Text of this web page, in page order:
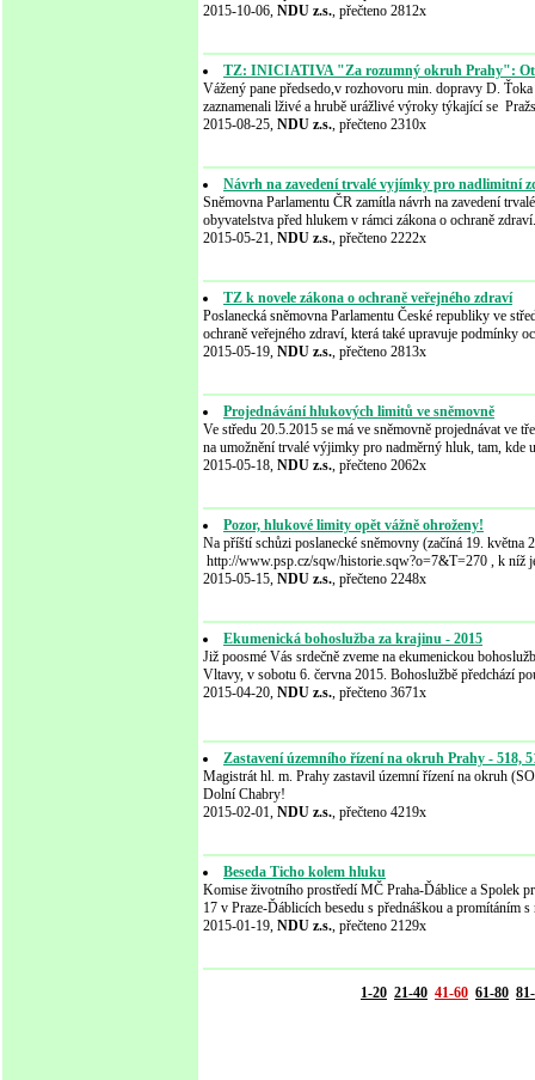
2015-10-06, NDU z.s., přečteno 2812x
TZ: INICIATIVA "Za rozumný okruh Prahy":
Vážený pane předsedo,v rozhovoru min. dopravy D.
zaznamenali lživé a hrubě urážlivé výroky týkající se
2015-08-25, NDU z.s., přečteno 2310x
Návrh na zavedení trvalé vyjímky pro nadlimitní
Sněmovna Parlamentu ČR zamítla návrh na zavedení
obyvatelstva před hlukem v rámci zákona o ochraně
2015-05-21, NDU z.s., přečteno 2222x
TZ k novele zákona o ochraně veřejného zdraví
Poslanecká sněmovna Parlamentu České republiky ve
ochraně veřejného zdraví, která také upravuje podmínky
2015-05-19, NDU z.s., přečteno 2813x
Projednávání hlukových limitů ve sněmovně
Ve středu 20.5.2015 se má ve sněmovně projednávat ve
na umožnění trvalé výjimky pro nadměrný hluk, tam, kde
2015-05-18, NDU z.s., přečteno 2062x
Pozor, hlukové limity opět vážně ohroženy!
Na příští schůzi poslanecké sněmovny (začíná 19. května
http://www.psp.cz/sqw/historie.sqw?o=7&T=270 , k níž
2015-05-15, NDU z.s., přečteno 2248x
Ekumenická bohoslužba za krajinu - 2015
Již poosmé Vás srdečně zveme na ekumenickou
Vltavy, v sobotu 6. června 2015. Bohoslužbě předchází
2015-04-20, NDU z.s., přečteno 3671x
Zastavení územního řízení na okruh Prahy - 518,
Magistrát hl. m. Prahy zastavil územní řízení na okruh
Dolní Chabry!
2015-02-01, NDU z.s., přečteno 4219x
Beseda Ticho kolem hluku
Komise životního prostředí MČ Praha-Ďáblice a Spolek
17 v Praze-Ďáblicích besedu s přednáškou a promítáním s
2015-01-19, NDU z.s., přečteno 2129x
1-20 21-40 41-60 61-80